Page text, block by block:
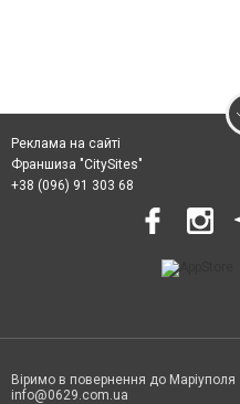
Реклама на сайті
Франшиза "CitySites"
+38 (096) 91 303 68
Віримо в повернення до Маріуполя
info@0629.com.ua